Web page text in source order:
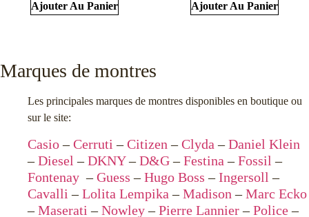
Sélectionnez Une Option 333,00 €
Montre Diesel référence
DZ1436 pour Homme
109,00 €
Ajouter Au Panier
Montre Festina référence
F20524-1 pour Homme
299,00€
Ajouter Au Panier